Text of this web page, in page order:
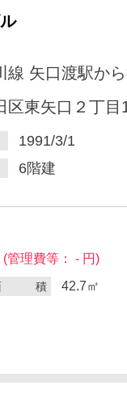
線 矢口渡駅か
区東矢口２丁目
1991/3/1
6階建
(管理費等： - 円)
積 42.7㎡